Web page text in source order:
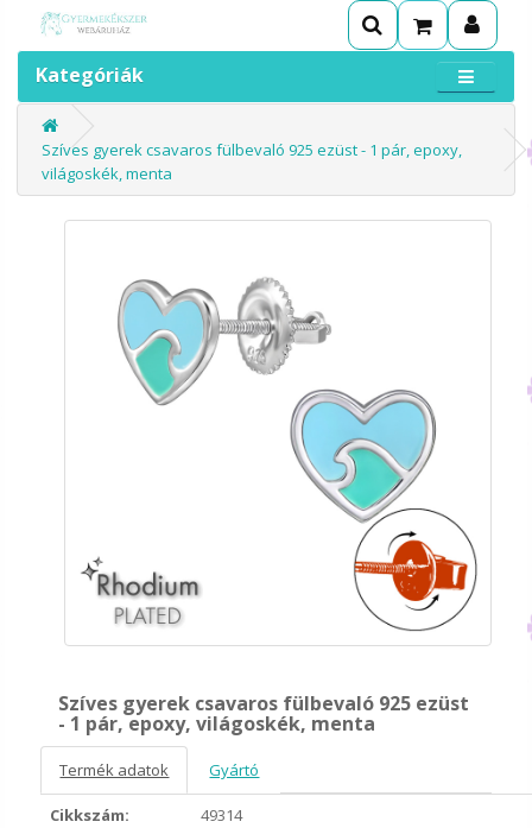
Kategóriák
Szíves gyerek csavaros fülbevaló 925 ezüst - 1 pár, epoxy,
világoskék, menta
Szíves gyerek csavaros fülbevaló 925 ezüst
- 1 pár, epoxy, világoskék, menta
Termék adatok Gyártó
Cikkszám:
49314